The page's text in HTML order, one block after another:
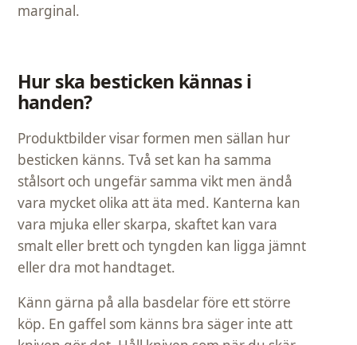
marginal.
Hur ska besticken kännas i
handen?
Produktbilder visar formen men sällan hur
besticken känns. Två set kan ha samma
stålsort och ungefär samma vikt men ändå
vara mycket olika att äta med. Kanterna kan
vara mjuka eller skarpa, skaftet kan vara
smalt eller brett och tyngden kan ligga jämnt
eller dra mot handtaget.
Känn gärna på alla basdelar före ett större
köp. En gaffel som känns bra säger inte att